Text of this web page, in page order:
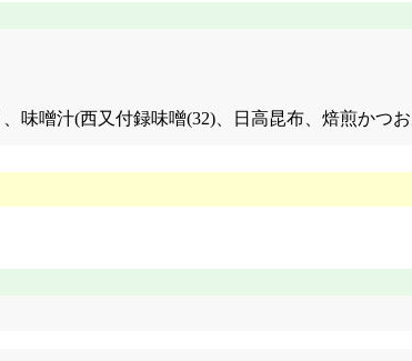
味噌汁(西又付録味噌(32)、日高昆布、焙煎かつ